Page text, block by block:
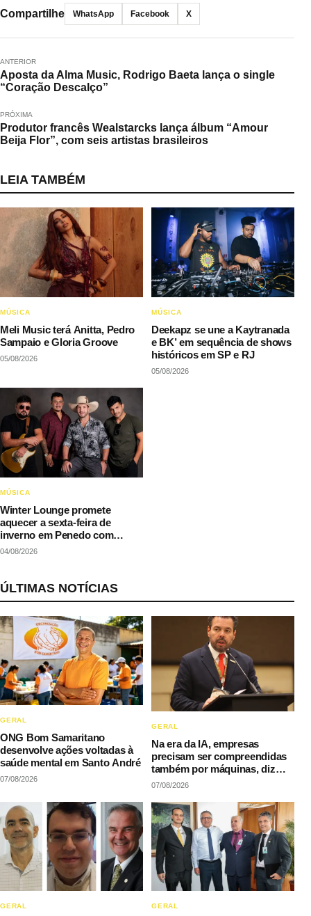
Compartilhe WhatsApp Facebook X
ANTERIOR
Aposta da Alma Music, Rodrigo Baeta lança o single
“Coração Descalço”
PRÓXIMA
Produtor francês Wealstarcks lança álbum “Amour
Beija Flor”, com seis artistas brasileiros
LEIA TAMBÉM
MÚSICA
Meli Music terá Anitta, Pedro
Sampaio e Gloria Groove
05/08/2026
MÚSICA
Deekapz se une a Kaytranada
e BK’ em sequência de shows
históricos em SP e RJ
05/08/2026
MÚSICA
Winter Lounge promete
aquecer a sexta-feira de
inverno em Penedo com
música e gastronomia
04/08/2026
ÚLTIMAS NOTÍCIAS
GERAL
ONG Bom Samaritano
desenvolve ações voltadas à
saúde mental em Santo André
07/08/2026
GERAL
Na era da IA, empresas
precisam ser compreendidas
também por máquinas, diz
LAQI
07/08/2026
GERAL GERAL